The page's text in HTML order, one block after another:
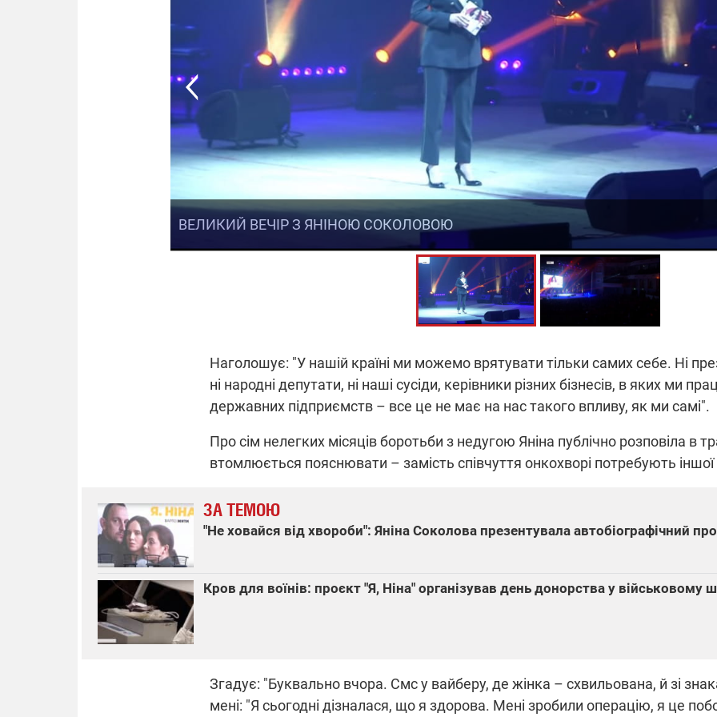
ВЕЛИКИЙ ВЕЧІР З ЯНІНОЮ СОКОЛОВОЮ
Наголошує: "У нашій країні ми можемо врятувати тільки самих себе. Ні
ні народні депутати, ні наші сусіди, керівники різних бізнесів, в яких ми
державних підприємств – все це не має на нас такого впливу, як ми самі".
Про сім нелегких місяців боротьби з недугою Яніна публічно розповіла в
втомлюється пояснювати – замість співчуття онкохворі потребують
ЗА ТЕМОЮ
"Не ховайся від хвороби": Яніна Соколова презентувала автобіографічний
Кров для воїнів: проєкт "Я, Ніна" організував день донорства у військовому
Згадує: "Буквально вчора. Смс у вайберу, де жінка – схвильована, й зі
мені: "Я сьогодні дізналася, що я здорова. Мені зробили операцію, я це